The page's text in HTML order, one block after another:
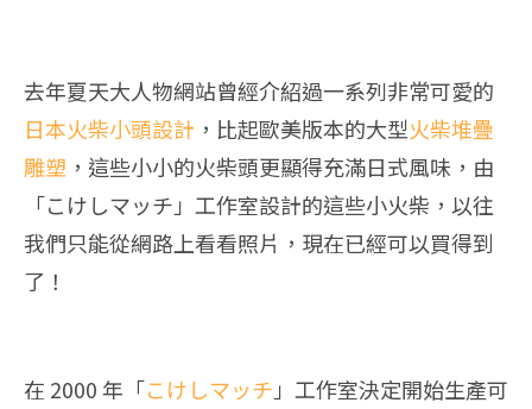
去年夏天大人物網站曾經介紹過一系列非常可愛的
日本火柴小頭設計 ，比起歐美版本的大型火柴堆疊
雕塑 ，這些小小的火柴頭更顯得充滿日式風味，由
「こけしマッチ」工作室設計的這些小火柴，以往
我們只能從網路上看看照片，現在已經可以買得到
了！
在 2000 年「こけしマッチ 」工作室決定開始生產可